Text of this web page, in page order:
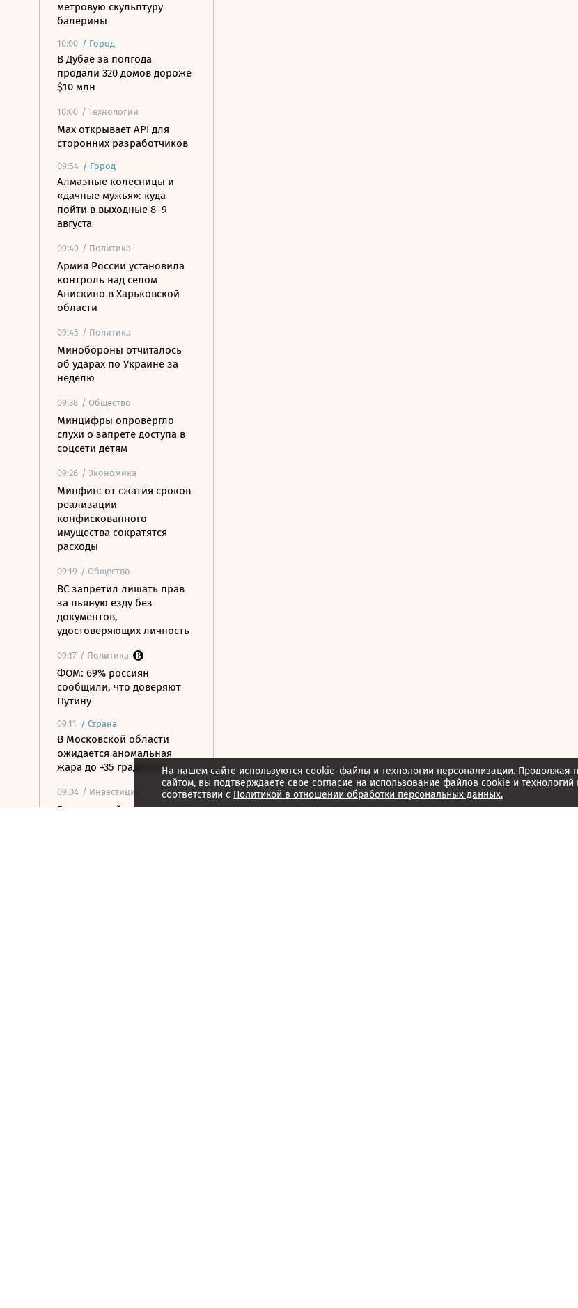
метровую скульптуру
балерины
10:00 / Город
В Дубае за полгода
продали 320 домов дороже
$10 млн
10:00 / Технологии
Mах открывает API для
сторонних разработчиков
09:54 / Город
Алмазные колесницы и
«дачные мужья»: куда
пойти в выходные 8–9
августа
09:49 / Политика
Армия России установила
контроль над селом
Анискино в Харьковской
области
09:45 / Политика
Минобороны отчиталось
об ударах по Украине за
неделю
09:38 / Общество
Минцифры опровергло
слухи о запрете доступа в
соцсети детям
09:26 / Экономика
Минфин: от сжатия сроков
реализации
конфискованного
имущества сократятся
расходы
09:19 / Общество
ВС запретил лишать прав
за пьяную езду без
документов,
удостоверяющих личность
09:17 / Политика
ФОМ: 69% россиян
сообщили, что доверяют
Путину
09:11 / Страна
В Московской области
ожидается аномальная
жара до +35 градусов
09:04 / Инвестиции
Рынок акций пытается
На нашем сайте используются cookie-файлы и технологии персонализации. Продолжая
сайтом, вы подтверждаете свое согласие на использование файлов cookie и технологий
соответствии с Политикой в отношении обработки персональных данных.